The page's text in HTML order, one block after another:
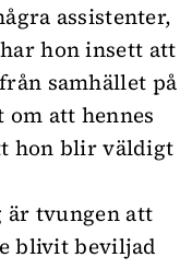
assistenter,
hon insett att
samhället på
om att hennes
hon blir väldigt
är tvungen att
blivit beviljad